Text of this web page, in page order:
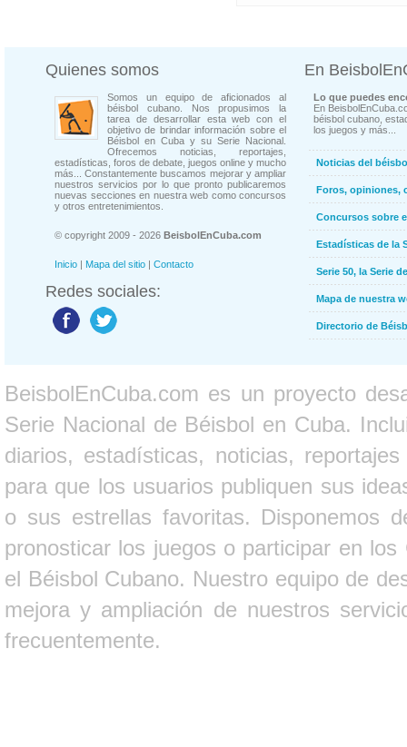
Quienes somos
Somos un equipo de aficionados al
béisbol cubano. Nos propusimos la
tarea de desarrollar esta web con el
objetivo de brindar información sobre el
Béisbol en Cuba y su Serie Nacional.
Ofrecemos noticias, reportajes,
estadísticas, foros de debate, juegos online y mucho
más... Constantemente buscamos mejorar y ampliar
nuestros servicios por lo que pronto publicaremos
nuevas secciones en nuestra web como concursos
y otros entretenimientos.
© copyright 2009 - 2026 BeisbolEnCuba.com
Inicio | Mapa del sitio | Contacto
Redes sociales:
En
Lo que puedes
En
béisbol cubano,
los juegos y más...
Noticias del
Foros, opiniones,
Concursos sobre
Estadísticas de la
Serie 50, la Serie
Mapa de nuestra
Directorio de
BeisbolEnCuba.com es un proyecto
Serie Nacional de Béisbol en Cuba.
diarios, estadísticas, noticias,
para que los usuarios publiquen sus
o sus estrellas favoritas. Disponemos
pronosticar los juegos o participar en
el Béisbol Cubano. Nuestro equipo de
mejora y ampliación de nuestros
frecuentemente.